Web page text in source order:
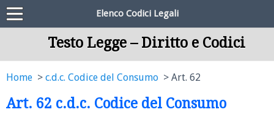
Elenco Codici Legali
Testo Legge – Diritto e Codici
Home c.d.c. Codice del Consumo Art. 62
Art. 62 c.d.c. Codice del Consumo